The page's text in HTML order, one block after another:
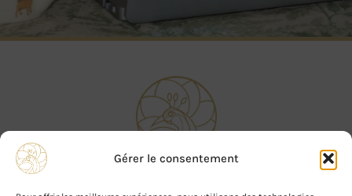
Gérer le consentement